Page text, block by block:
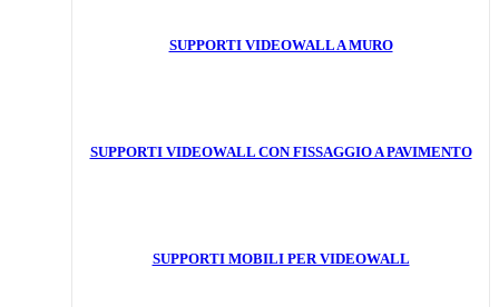
SUPPORTI VIDEOWALL A MURO
SUPPORTI VIDEOWALL CON FISSAGGIO A PAVIMENTO
SUPPORTI MOBILI PER VIDEOWALL